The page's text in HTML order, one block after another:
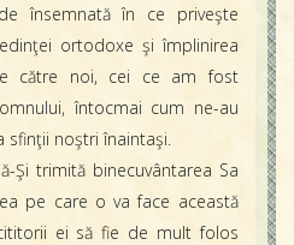
însemnată în ce priveşte
ortodoxe şi împlinirea
către noi, cei ce am fost
întocmai cum ne-au
noştri înaintaşi.
Şi trimită binecuvântarea Sa
pe care o va face această
ei să fie de mult folos